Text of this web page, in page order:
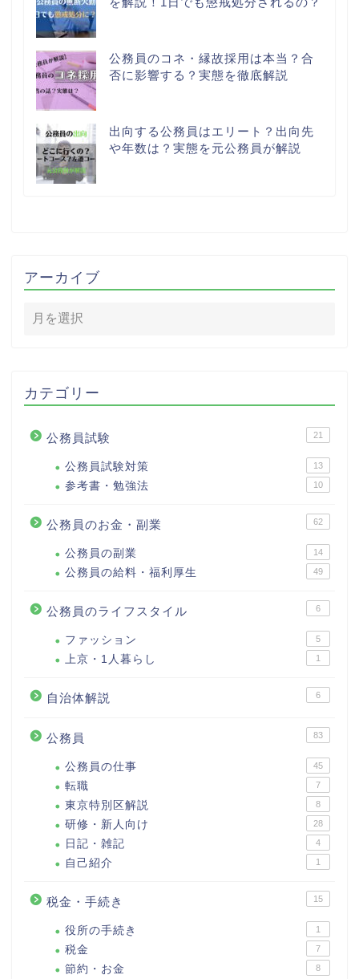
公務員のコネ・縁故採用は本当？合
否に影響する？実態を徹底解説
出向する公務員はエリート？出向先
や年数は？実態を元公務員が解説
アーカイブ
カテゴリー
公務員試験 21
公務員試験対策 13
参考書・勉強法 10
公務員のお金・副業 62
公務員の副業 14
公務員の給料・福利厚生 49
公務員のライフスタイル 6
ファッション 5
上京・1人暮らし 1
自治体解説 6
公務員 83
公務員の仕事 45
転職 7
東京特別区解説 8
研修・新人向け 28
日記・雑記 4
自己紹介 1
税金・手続き 15
役所の手続き 1
税金 7
節約・お金 8